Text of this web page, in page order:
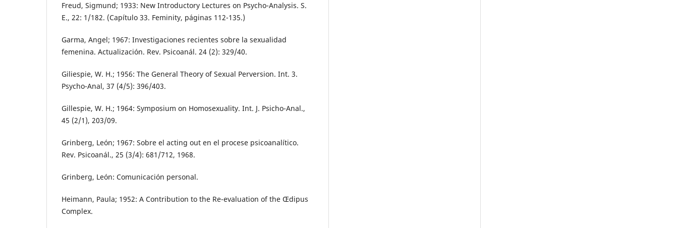
Freud, Sigmund; 1933: New Introductory Lectures on Psycho-Analysis. S.
E., 22: 1/182. (Capítulo 33. Feminity, páginas 112-135.)
Garma, Angel; 1967: Investigaciones recientes sobre la sexualidad
femenina. Actualización. Rev. Psicoanál. 24 (2): 329/40.
Giliespie, W. H.; 1956: The General Theory of Sexual Perversion. Int. 3.
Psycho-Anal, 37 (4/5): 396/403.
Gillespie, W. H.; 1964: Symposium on Homosexuality. Int. J. Psicho-Anal.,
45 (2/1), 203/09.
Grinberg, León; 1967: Sobre el acting out en el procese psicoanalítico.
Rev. Psicoanál., 25 (3/4): 681/712, 1968.
Grinberg, León: Comunicación personal.
Heimann, Paula; 1952: A Contribution to the Re-evaluation of the Œdipus
Complex.